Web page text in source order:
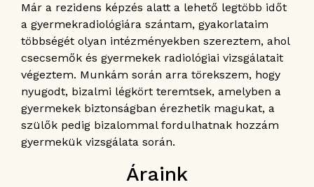
Már a rezidens képzés alatt a lehető legtöbb időt
a gyermekradiológiára szántam, gyakorlataim
többségét olyan intézményekben szereztem, ahol
csecsemők és gyermekek radiológiai vizsgálatait
végeztem. Munkám során arra törekszem, hogy
nyugodt, bizalmi légkört teremtsek, amelyben a
gyermekek biztonságban érezhetik magukat, a
szülők pedig bizalommal fordulhatnak hozzám
gyermekük vizsgálata során.
Áraink